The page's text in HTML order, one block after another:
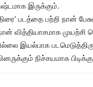
இருக்கும்.
படத்தை பற்றி நான்
வித்தியாசமாக முயற்சி
இயல்பாக
நிச்சயமாக